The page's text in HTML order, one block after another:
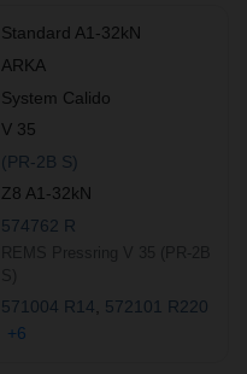
Standard A1-32kN
ARKA
System Calido
V 35
(PR-2B S)
Z8 A1-32kN
574762 R
571004 R14
572101 R220
+6